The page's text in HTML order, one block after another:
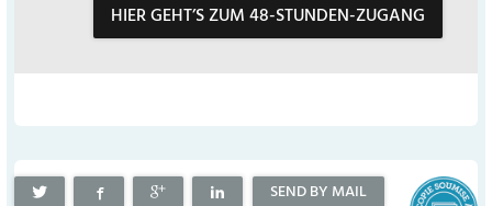
HIER GEHT’S ZUM 48-STUNDEN-ZUGANG
SEND BY MAIL